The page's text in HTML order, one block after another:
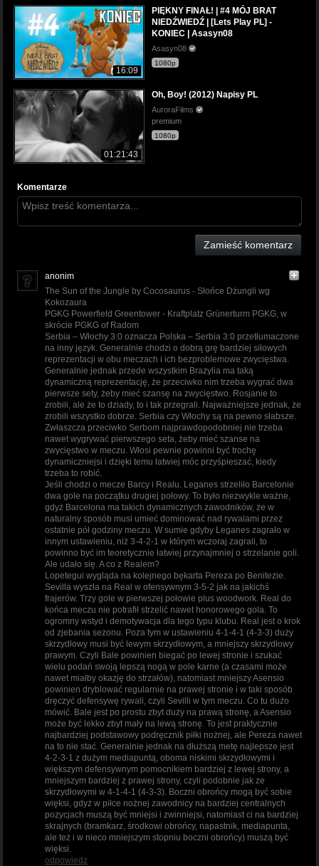
16:09
PIĘKNY FINAŁ! | #4 MÓJ BRAT
NIEDŹWIEDŹ | [Lets Play PL] -
KONIEC | Asasyn08
Asasyn08
1080p
01:21:43
Oh, Boy! (2012) Napisy PL
AuroraFilms
premium
1080p
Komentarze
Zamieść komentarz
anonim
The Sun of the Jungle by Cocosaurus - Słońce Dżungli wg
Kokozaura
PGKG Powerfield Greentower - Kraftplatz Grünerturm PGKG, w
skrócie PGKG of Radom
Serbia – Włochy 3:0 oznacza Polska – Serbia 3:0 przetłumaczone
na inny język. Generalnie chodzi o dobrą grę bardziej siłowych
reprezentacji w obu meczach i ich bezproblemowe zwycięstwa.
Generalnie jednak przede wszystkim Brazylia ma taką
dynamiczną reprezentację, że przeciwko nim trzeba wygrać dwa
pierwsze sety, żeby mieć szansę na zwycięstwo. Rosjanie to
zrobili, ale że to dziady, to i tak przegrali. Najważniejsze jednak, że
zrobili wszystko dobrze. Serbia czy Włochy są na pewno słabsze.
Zwłaszcza przeciwko Serbom najprawdopodobniej nie trzeba
nawet wygrywać pierwszego seta, żeby mieć szanse na
zwycięstwo w meczu. Włosi pewnie powinni być trochę
dynamiczniejsi i dzięki temu łatwiej móc przyśpieszać, kiedy
trzeba to robić.
Jeśli chodzi o mecze Barcy i Realu. Leganes strzeliło Barcelonie
dwa gole na początku drugiej połowy. To było niezwykle ważne,
gdyż Barcelona ma takich dynamicznych zawodników, że w
naturalny sposób musi umieć dominować nad rywalami przez
ostatnie pół godziny meczu. W sumie gdyby Leganes zagrało w
innym ustawieniu, niż 3-4-2-1 w którym wczoraj zagrali, to
powinno być im teoretycznie łatwiej przynajmniej o strzelanie goli.
Ale udało się. A co z Realem?
Lopetegui wygląda na kolejnego bękarta Pereza po Benitezie.
Sevilla wyszła na Real w ofensywnym 3-5-2 jak na jakichś
frajerów. Trzy gole w pierwszej połowie plus woodwork. Real do
końca meczu nie potrafił strzelić nawet honorowego gola. To
ogromny wstyd i demotywacja dla tego typu klubu. Real jest o krok
od zjebania sezonu. Poza tym w ustawieniu 4-1-4-1 (4-3-3) duży
skrzydłowy musi być lewym skrzydłowym, a mniejszy skrzydłowy
prawym. Czyli Bale powinien biegać po lewej stronie i szukać
wielu podań swoją lepszą nogą w pole karne (a czasami może
nawet miałby okazję do strzałów), natomiast mniejszy Asensio
powinien dryblować regularnie na prawej stronie i w taki sposób
dręczyć defensywę rywali, czyli Sevilli w tym meczu. Co tu dużo
mówić. Bale jest po prostu zbyt duży na prawą stronę, a Asensio
może być lekko zbyt mały na lewą stronę. To jest praktycznie
najbardziej podstawowy podręcznik piłki nożnej, ale Pereza nawet
na to nie stać. Generalnie jednak na dłuższą metę najlepsze jest
4-2-3-1 z dużym mediapuntą, oboma niskimi skrzydłowymi i
większym defensywnym pomocnikiem bardziej z lewej strony, a
mniejszym bardziej z prawej strony, czyli podobnie jak ze
skrzydłowymi w 4-1-4-1 (4-3-3). Boczni obrońcy mogą być sobie
więksi, gdyż w piłce nożnej zawodnicy na bardziej centralnych
pozycjach muszą być mniejsi i zwinniejsi, natomiast ci na bardziej
skrajnych (bramkarz, środkowi obrońcy, napastnik, mediapunta,
ale też i w nieco mniejszym stopniu boczni obrońcy) muszą być
więksi.
odpowiedz